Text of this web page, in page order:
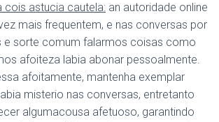
cois astucia cautela: an autoridade online
mais frequentem, e nas conversas por
e sorte comum falarmos coisas como
afoiteza labia abonar pessoalmente.
afoitamente, mantenha exemplar
misterio nas conversas, entretanto
algumacousa afetuoso, garantindo